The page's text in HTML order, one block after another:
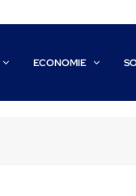
ECONOMIE